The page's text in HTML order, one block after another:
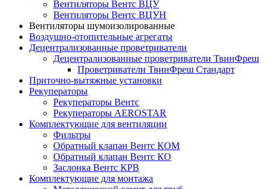
Вентиляторы Вентс ВЦУ
Вентиляторы Вентс ВЦУН
Вентиляторы шумоизолированные
Воздушно-отопительные агрегаты
Децентрализованные проветриватели
Децентрализованные проветриватели ТвинФреш
Проветриватели ТвинФреш Стандарт
Приточно-вытяжные установки
Рекуператоры
Рекуператоры Вентс
Рекуператоры AEROSTAR
Комплектующие для вентиляции
Фильтры
Обратный клапан Вентс КОМ
Обратный клапан Вентс КО
Заслонка Вентс КРВ
Комплектующие для монтажа